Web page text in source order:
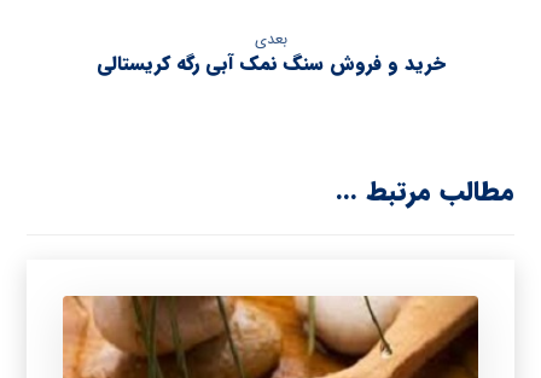
بعدی
خرید و فروش سنگ نمک آبی رگه کریستالی
مطالب مرتبط ...